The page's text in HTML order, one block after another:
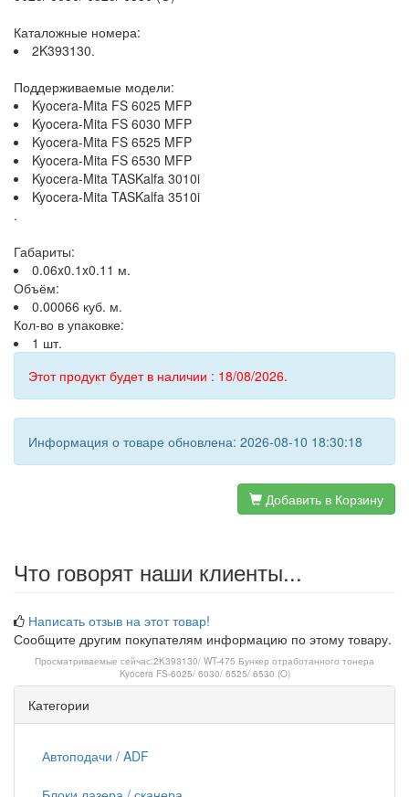
Каталожные номера:
2K393130.
Поддерживаемые модели:
Kyocera-Mita FS 6025 MFP
Kyocera-Mita FS 6030 MFP
Kyocera-Mita FS 6525 MFP
Kyocera-Mita FS 6530 MFP
Kyocera-Mita TASKalfa 3010i
Kyocera-Mita TASKalfa 3510i
.
Габариты:
0.06x0.1x0.11 м.
Объём:
0.00066 куб. м.
Кол-во в упаковке:
1 шт.
Этот продукт будет в наличии : 18/08/2026.
Информация о товаре обновлена: 2026-08-10 18:30:18
Добавить в Корзину
Что говорят наши клиенты...
Написать отзыв на этот товар!
Сообщите другим покупателям информацию по этому товару.
Просматриваемые сейчас:2K393130/ WT-475 Бункер отработанного тонера
Kyocera FS-6025/ 6030/ 6525/ 6530 (O)
Категории
Автоподачи / ADF